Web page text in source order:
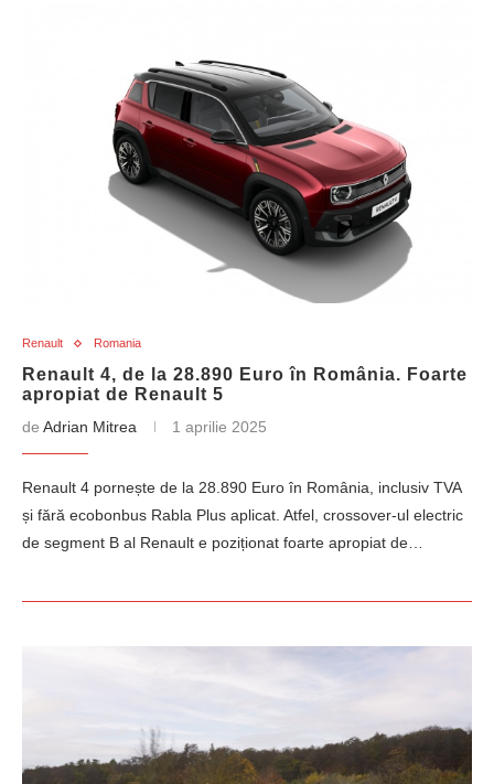
Renault Romania
Renault 4, de la 28.890 Euro în România. Foarte
apropiat de Renault 5
de Adrian Mitrea 1 aprilie 2025
Renault 4 pornește de la 28.890 Euro în România, inclusiv TVA
și fără ecobonbus Rabla Plus aplicat. Atfel, crossover-ul electric
de segment B al Renault e poziționat foarte apropiat de…